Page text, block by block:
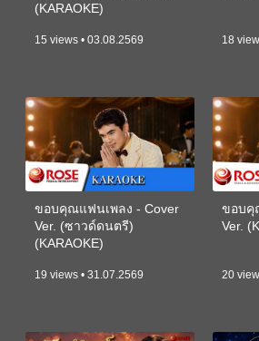
(KARAOKE)
15 views • 03.08.2569 18
ขอบคุณแฟนเพลง - Cover
Ver. (ซาวด์ดนตรี)
(KARAOKE)
19 views • 31.07.2569
ขอบคุ
Ver.
20